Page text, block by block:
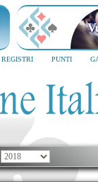
PUNTI